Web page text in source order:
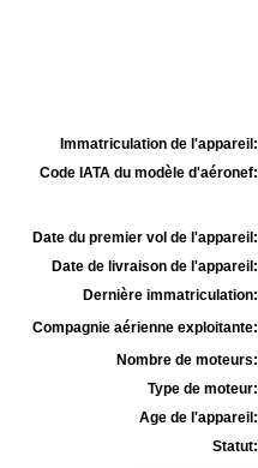
Immatriculation de l'appareil:
Code IATA du modèle d'aéronef:
Date du premier vol de l'appareil:
Date de livraison de l'appareil:
Dernière immatriculation:
Compagnie aérienne exploitante:
Nombre de moteurs:
Type de moteur:
Age de l'appareil:
Statut: